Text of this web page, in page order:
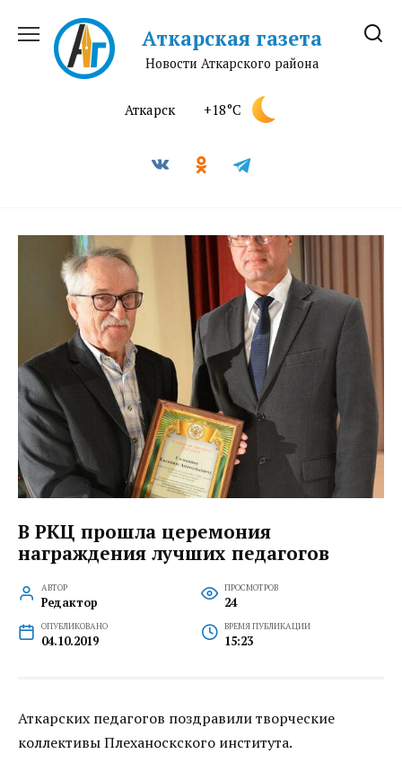
содержанию
Аткарская газета
Новости Аткарского района
Аткарск +18°C
В РКЦ прошла церемония
награждения лучших педагогов
АВТОР
Редактор
ПРОСМОТРОВ
24
ОПУБЛИКОВАНО
04.10.2019
ВРЕМЯ ПУБЛИКАЦИИ
15:23
Аткарских педагогов поздравили творческие
коллективы Плеханоскского института.